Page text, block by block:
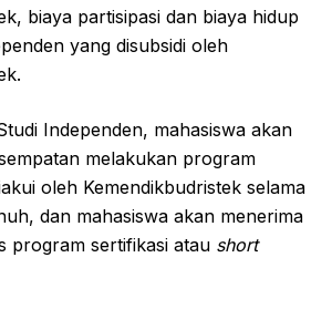
biaya partisipasi dan biaya hidup
yang disubsidi oleh
Independen, mahasiswa akan
melakukan program
oleh Kemendikbudristek selama
dan mahasiswa akan menerima
program sertifikasi atau short